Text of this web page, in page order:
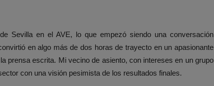
Sevilla en el AVE, lo que empezó siendo una conversación
en algo más de dos horas de trayecto en un apasionante
prensa escrita. Mi vecino de asiento, con intereses en un grupo
con una visión pesimista de los resultados finales.